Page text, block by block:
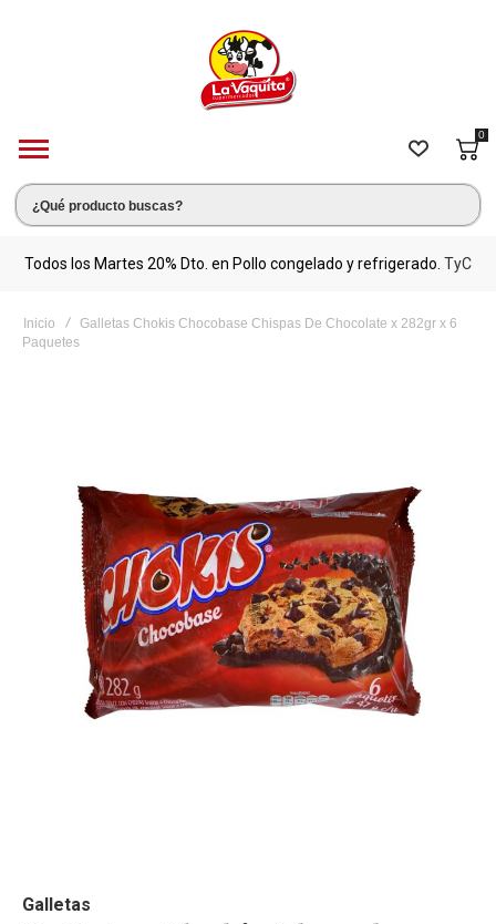
0
Todos los Martes 20% Dto. en Pollo congelado y refrigerado. TyC
Inicio
Galletas Chokis Chocobase Chispas De Chocolate x 282gr x 6
Paquetes
imágenes
de
Galletas